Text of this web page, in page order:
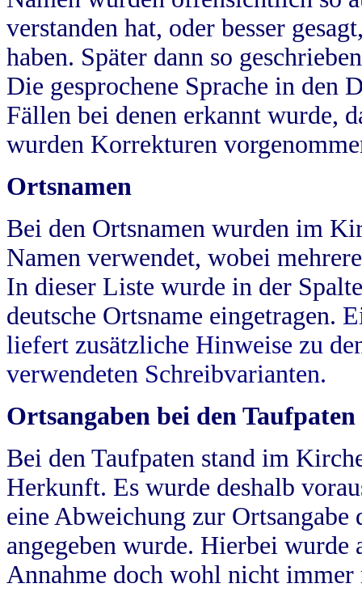
verstanden hat, oder besser
haben. Später dann so
Die gesprochene Sprache in
Fällen bei denen erkannt wurde,
wurden Korrekturen
Ortsnamen
Bei den Ortsnamen wurden im
Namen verwendet, wobei
In dieser Liste wurde in der
deutsche Ortsname eingetragen.
liefert zusätzliche Hinweise zu
verwendeten Schreibvarianten.
Ortsangaben bei den Taufpaten
Bei den Taufpaten stand im
Herkunft. Es wurde deshalb
eine Abweichung zur
angegeben wurde. Hierbei wurde
Annahme doch wohl nicht